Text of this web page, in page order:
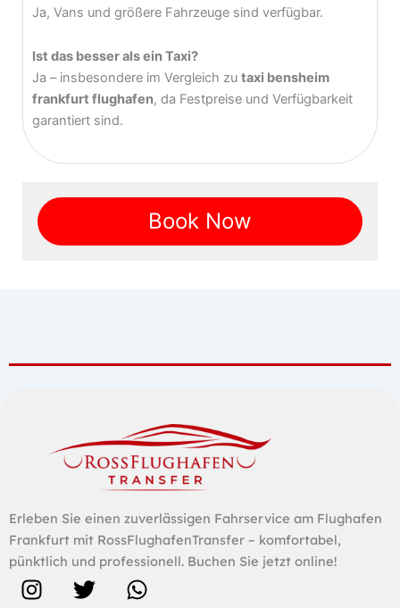
Ja, Vans und größere Fahrzeuge sind verfügbar.
Ist das besser als ein Taxi?
Ja – insbesondere im Vergleich zu taxi bensheim
frankfurt flughafen, da Festpreise und Verfügbarkeit
garantiert sind.
Book Now
Erleben Sie einen zuverlässigen Fahrservice am Flughafen
Frankfurt mit RossFlughafenTransfer – komfortabel,
pünktlich und professionell. Buchen Sie jetzt online!
I
T
W